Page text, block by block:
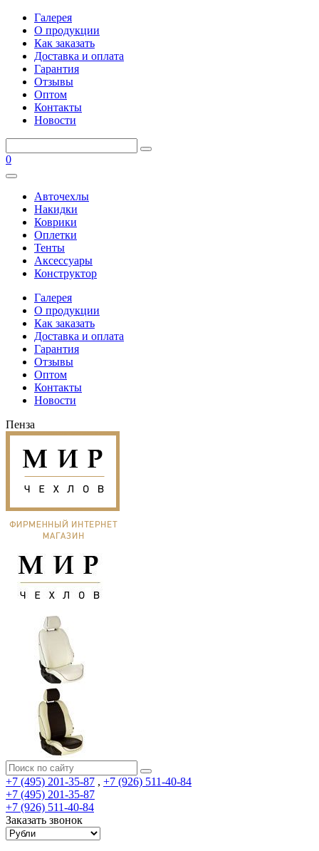
Галерея
О продукции
Как заказать
Доставка и оплата
Гарантия
Отзывы
Оптом
Контакты
Новости
0
Авточехлы
Накидки
Коврики
Оплетки
Тенты
Аксессуары
Конструктор
Галерея
О продукции
Как заказать
Доставка и оплата
Гарантия
Отзывы
Оптом
Контакты
Новости
Пенза
+7 (495) 201-35-87 , +7 (926) 511-40-84
+7 (495) 201-35-87
+7 (926) 511-40-84
Заказать звонок